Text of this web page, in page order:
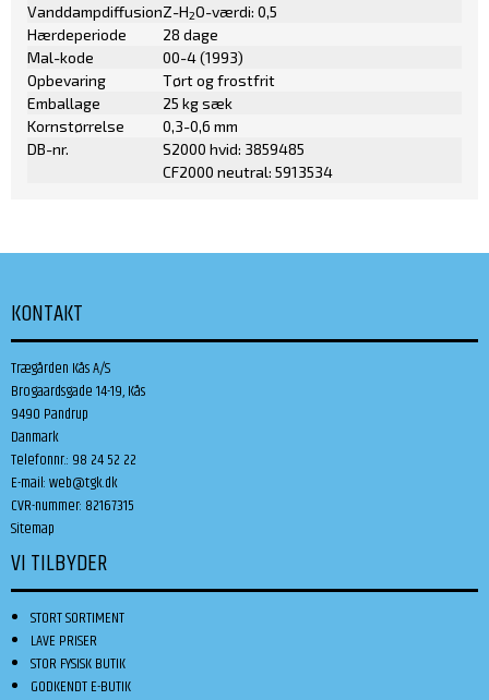
VanddampdiffusionZ-H2O-værdi: 0,5
Hærdeperiode
28 dage
Mal-kode
00-4 (1993)
Opbevaring
Tørt og frostfrit
Emballage
25 kg sæk
Kornstørrelse
0,3-0,6 mm
DB-nr.
S2000 hvid: 3859485
CF2000 neutral: 5913534
KONTAKT
Trægården Kås A/S
Brogaardsgade 14-19, Kås
9490 Pandrup
Danmark
Telefonnr.: 98 24 52 22
E-mail:web@tgk.dk
CVR-nummer: 82167315
Sitemap
VI TILBYDER
STORT SORTIMENT
LAVE PRISER
STOR FYSISK BUTIK
GODKENDT E-BUTIK